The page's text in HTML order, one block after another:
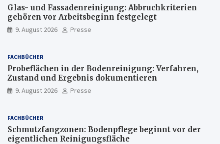
Glas- und Fassadenreinigung: Abbruchkriterien
gehören vor Arbeitsbeginn festgelegt
9. August 2026 Presse
FACHBÜCHER
Probeflächen in der Bodenreinigung: Verfahren,
Zustand und Ergebnis dokumentieren
9. August 2026 Presse
FACHBÜCHER
Schmutzfangzonen: Bodenpflege beginnt vor der
eigentlichen Reinigungsfläche